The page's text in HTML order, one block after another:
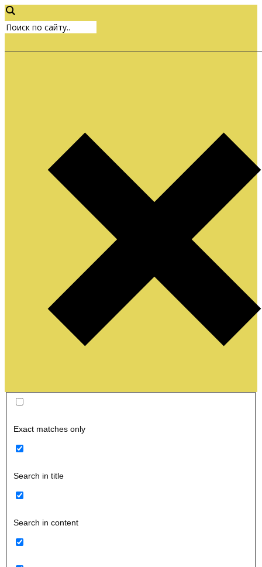
Exact matches only
Search in title
Search in content